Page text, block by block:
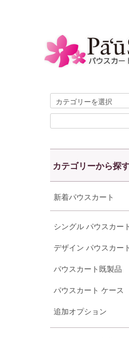
カテゴリーから探
新着パウスカート
シングル パウスカー
デザイン パウスカー
パウスカート既製品
パウスカート ケース
追加オプション